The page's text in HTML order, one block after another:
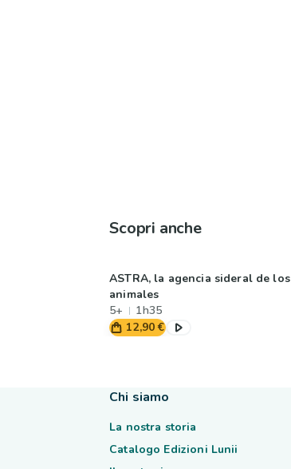
Scopri anche
ASTRA, la agencia sideral de los
animales
5+
1h35
12,90 €
Chi siamo
La nostra storia
Catalogo Edizioni Lunii